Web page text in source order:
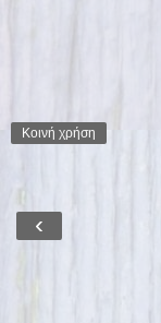
Κοινή χρήση
‹